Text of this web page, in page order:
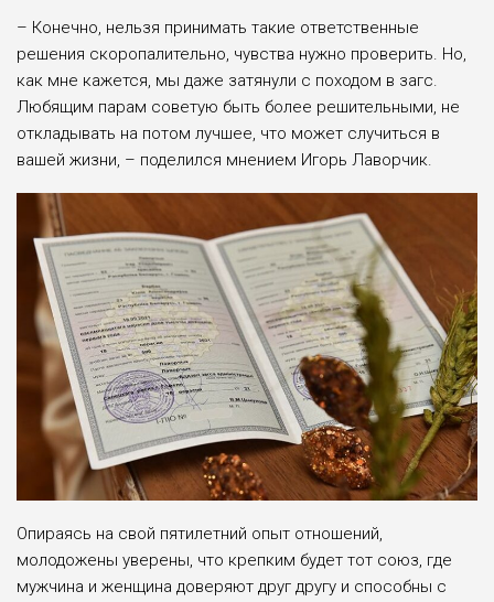
– Конечно, нельзя принимать такие ответственные
решения скоропалительно, чувства нужно проверить. Но,
как мне кажется, мы даже затянули с походом в загс.
Любящим парам советую быть более решительными, не
откладывать на потом лучшее, что может случиться в
вашей жизни, – поделился мнением Игорь Лаворчик.
Опираясь на свой пятилетний опыт отношений,
молодожены уверены, что крепким будет тот союз, где
мужчина и женщина доверяют друг другу и способны с